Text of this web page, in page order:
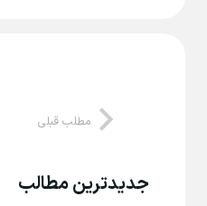
مطلب قبلی
جدیدترین مطالب